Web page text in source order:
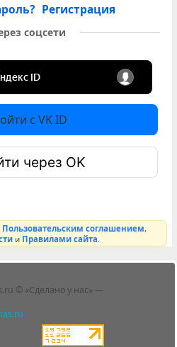
Регистрация
соцсети
с VK ID
через OK
Пользовательским соглашением,
и Правилами сайта
© «Сделано у нас» —